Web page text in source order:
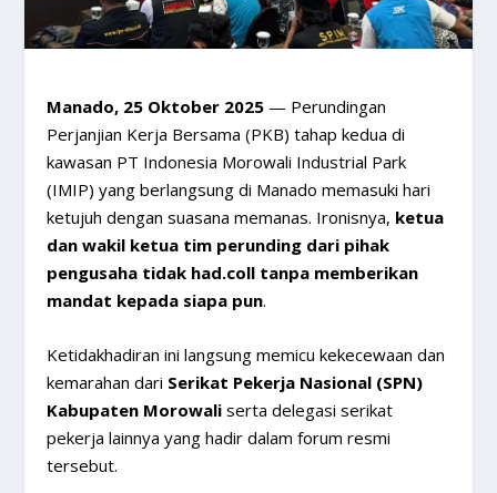
Manado, 25 Oktober 2025 — Perundingan
Perjanjian Kerja Bersama (PKB) tahap kedua di
kawasan PT Indonesia Morowali Industrial Park
(IMIP) yang berlangsung di Manado memasuki hari
ketujuh dengan suasana memanas. Ironisnya, ketua
dan wakil ketua tim perunding dari pihak
pengusaha tidak had.coll tanpa memberikan
mandat kepada siapa pun.
Ketidakhadiran ini langsung memicu kekecewaan dan
kemarahan dari Serikat Pekerja Nasional (SPN)
Kabupaten Morowali serta delegasi serikat
pekerja lainnya yang hadir dalam forum resmi
tersebut.